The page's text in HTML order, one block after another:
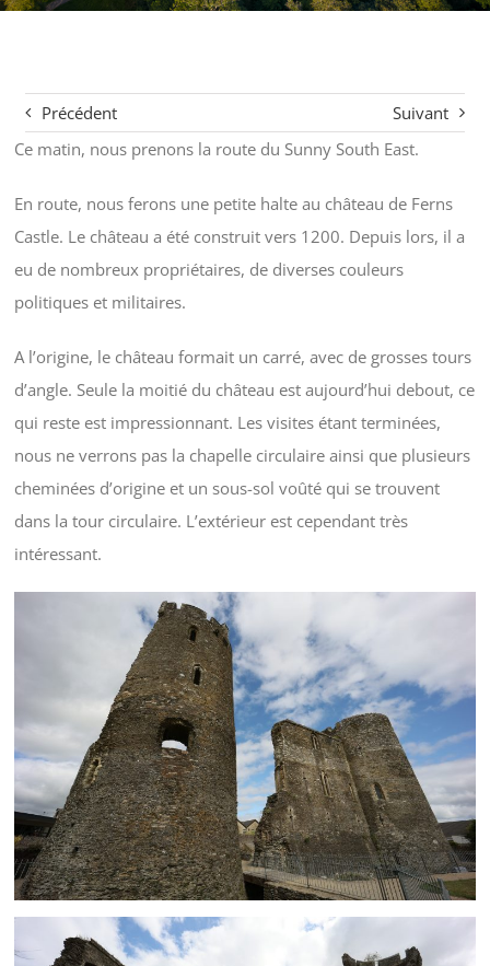
Précédent
Suivant
Ce matin, nous prenons la route du Sunny South East.
En route, nous ferons une petite halte au château de Ferns
Castle. Le château a été construit vers 1200. Depuis lors, il a
eu de nombreux propriétaires, de diverses couleurs
politiques et militaires.
A l’origine, le château formait un carré, avec de grosses tours
d’angle. Seule la moitié du château est aujourd’hui debout, ce
qui reste est impressionnant. Les visites étant terminées,
nous ne verrons pas la chapelle circulaire ainsi que plusieurs
cheminées d’origine et un sous-sol voûté qui se trouvent
dans la tour circulaire. L’extérieur est cependant très
intéressant.